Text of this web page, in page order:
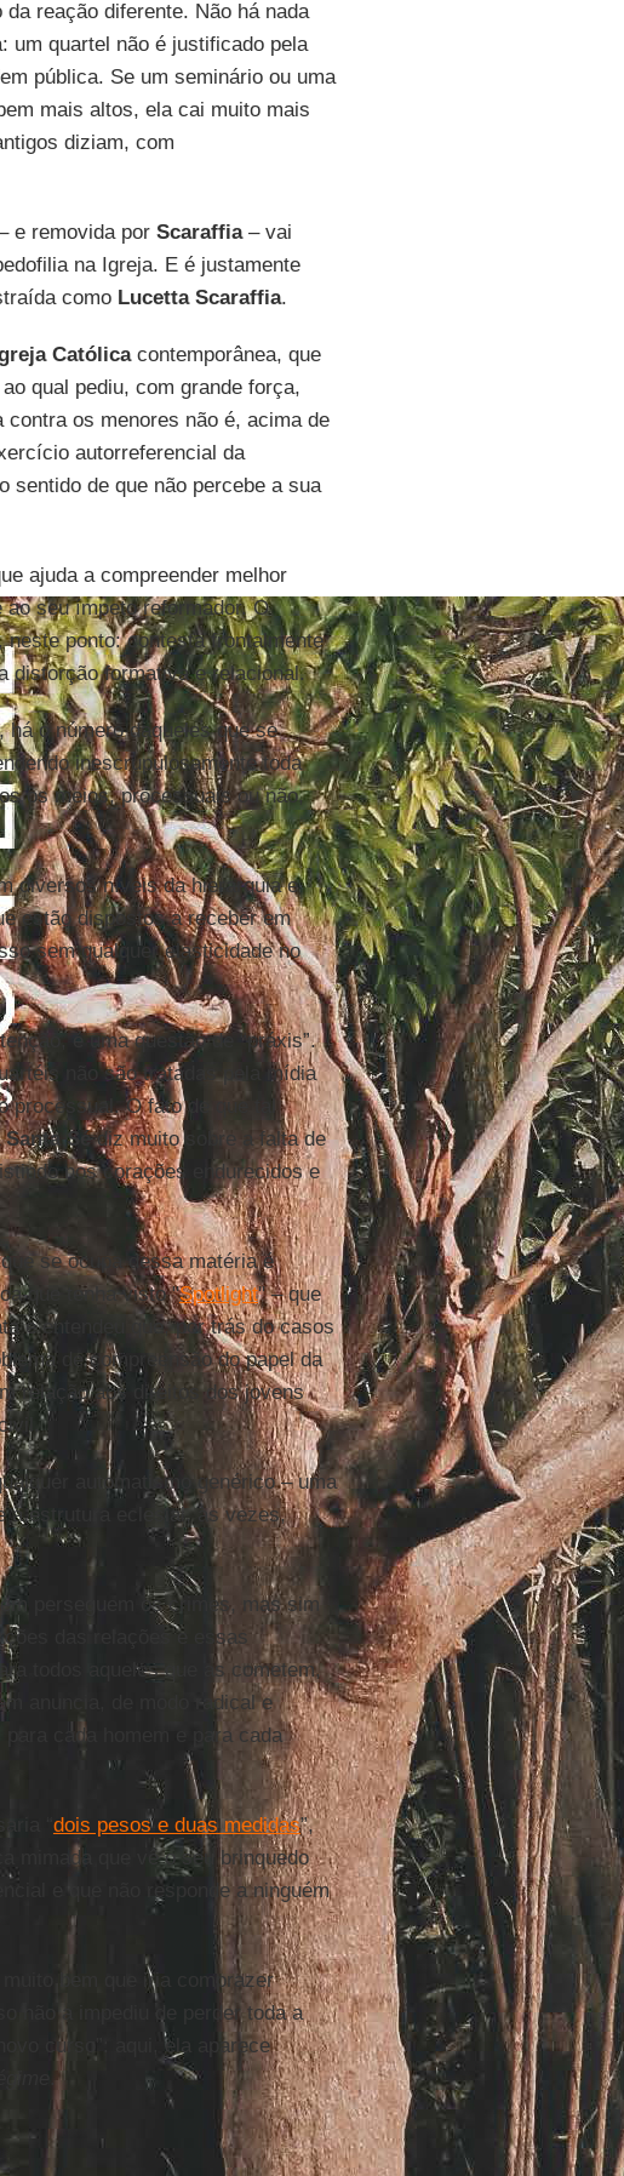
reação diferente. Não há nada
um quartel não é justificado pela
pública. Se um seminário ou uma
mais altos, ela cai muito mais
diziam, com
e removida por Scaraffia– vai
na Igreja. E é justamente
como Lucetta Scaraffia.
Católicacontemporânea, que
qual pediu, com grande força,
os menores não é, acima de
autorreferencial da
sentido de que não percebe a sua
ajuda a compreender melhor
seu ímpeto reformador. O
ponto: contesta frontalmente
distorção formativa e relacional.
o número daqueles que se
inescrupulosamente toda
os meios, processuais ou não,
diversos níveis da hierarquia e
estão dispostos a receber em
sem qualquer elasticidade no
é uma questão de “práxis”.
não são tratadas pela mídia
O fato de que tal
Santa Sédiz muito sobre a falta de
nos corações endurecidos e
se ocupa dessa matéria é
que tenha visto "Spotlight" – que
e entendeu que, por trás do casos
de compreensão do papel da
relação aos direitos dos jovens
automatismo genérico – uma
a estrutura eclesial, às vezes,
perseguem os crimes, mas sim
das relações e essas
todos aqueles que as cometem,
anuncia, de modo radical e
cada homem e para cada
“ dois pesos e duas medidas”,
mimada que vê o seu brinquedo
e que não responde a ninguém
bem que iria comprazer
não a impediu de perder toda a
curso”: aqui, ela aparece